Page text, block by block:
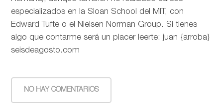
especializados en la Sloan School del MIT, con
Edward Tufte o el Nielsen Norman Group. Si tienes
algo que contarme será un placer leerte: juan {arroba}
seisdeagosto.com
NO HAY COMENTARIOS